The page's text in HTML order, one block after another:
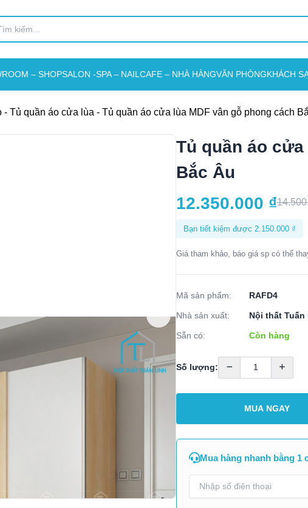
– SHOPSALON -SPA – NAIL CAFE – NHÀ HÀNGVĂN PHÒNGKHÁCH
- Tủ quần áo cửa lùa - Tủ quần áo cửa lùa MDF vân gỗ phong cách
Tủ quần áo
Bắc Âu
12.350.000 ₫
Bạn tiết kiệm được 2.150.000 ₫
Giá tham khảo, báo giá sp có thể
Mã sản phẩm: RAFD4
Nhà sản xuất: Nội thất Tuấn
Sẵn có: Còn hàng
Số lượng:
MUA NGAY
Mua hàng nhanh bằng 1